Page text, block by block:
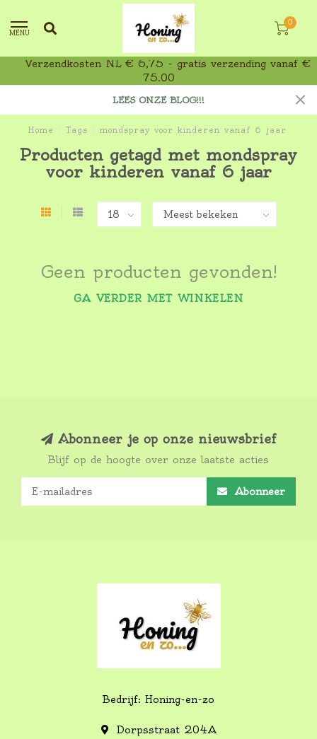
MENU
0
Verzendkosten NL € 6,75 - gratis verzending vanaf €
75,00
LEES ONZE BLOG!!!
Home / Tags / mondspray voor kinderen vanaf 6 jaar
Producten getagd met mondspray
voor kinderen vanaf 6 jaar
Geen producten gevonden!
GA VERDER MET WINKELEN
Abonneer je op onze nieuwsbrief
Blijf op de hoogte over onze laatste acties
Abonneer
Bedrijf: Honing-en-zo
Dorpsstraat 204A